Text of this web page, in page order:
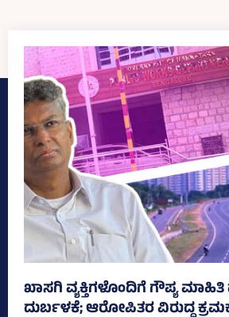
ಖಾಸಗಿ ವ್ಯಕ್ತಿಗಳೊಂದಿಗೆ ಗೌಪ್ಯ
ದುರ್ಬಳಕೆ; ಆರೋಪಿತರ ವಿರುದ್ಧ